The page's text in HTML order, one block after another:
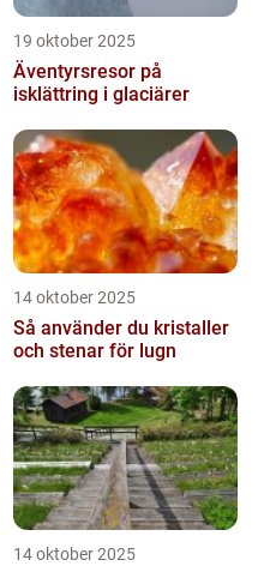
19 oktober 2025
Äventyrsresor på
isklättring i glaciärer
14 oktober 2025
Så använder du kristaller
och stenar för lugn
14 oktober 2025